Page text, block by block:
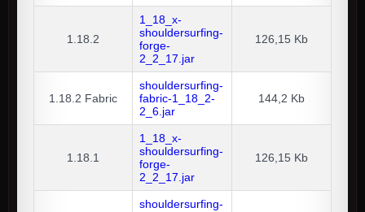
1.18.2
1_18_x-
shouldersurfing-
forge-
2_2_17.jar
126,15 Kb
1.18.2 Fabric
shouldersurfing-
fabric-1_18_2-
2_6.jar
144,2 Kb
1.18.1
1_18_x-
shouldersurfing-
forge-
2_2_17.jar
126,15 Kb
shouldersurfing-